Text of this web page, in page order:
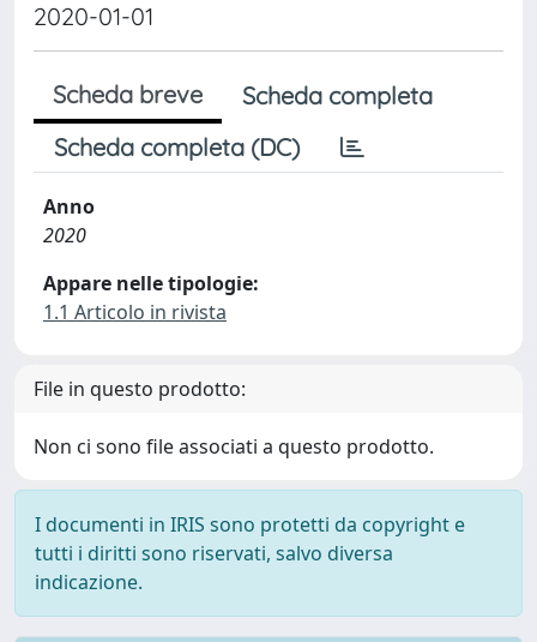
2020-01-01
Scheda breve
Scheda completa
Scheda completa (DC)
Anno
2020
Appare nelle tipologie:
1.1 Articolo in rivista
File in questo prodotto:
Non ci sono file associati a questo prodotto.
I documenti in IRIS sono protetti da copyright e
tutti i diritti sono riservati, salvo diversa
indicazione.